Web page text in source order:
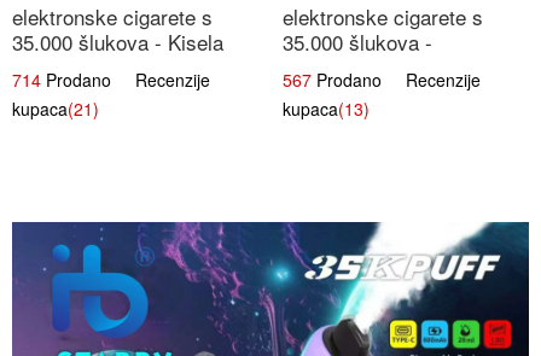
elektronske cigarete s
35.000 šlukova - Kisela
Jabuka Led | Osježavajući
Kiselo-Slatki Okus
714 Prodano Recenzije
kupaca(21)
elektronske cigarete s
35.000 šlukova -
Osježavajući Mentol |
Čista i Svježa Okus
567 Prodano Recenzije
kupaca(13)